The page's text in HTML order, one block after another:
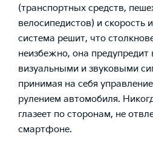
(транспортных средств,
велосипедистов) и скорость
система решит, что
неизбежно, она предупредит
визуальными и звуковыми
принимая на себя
рулением автомобиля.
глазеет по сторонам, не
смартфоне.